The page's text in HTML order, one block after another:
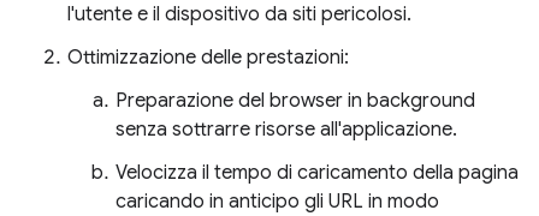
l'utente e il dispositivo da siti pericolosi.
Ottimizzazione delle prestazioni:
Preparazione del browser in background
senza sottrarre risorse all'applicazione.
Velocizza il tempo di caricamento della pagina
caricando in anticipo gli URL in modo